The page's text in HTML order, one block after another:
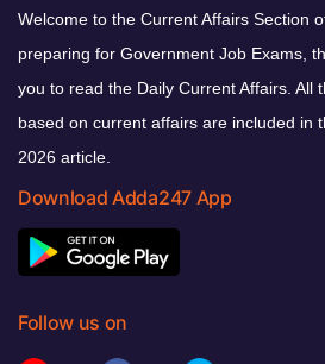
Welcome to the Current Affairs Section
preparing for Government Job Exams,
you to read the Daily Current Affairs. All
based on current affairs are included in
2026 article.
Download Adda247 App
Follow us on